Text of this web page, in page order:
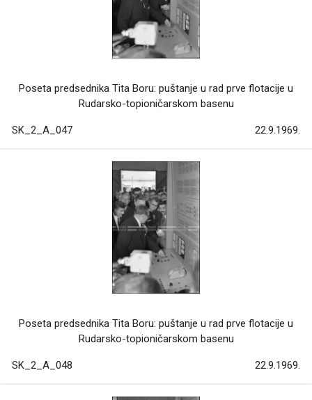
Poseta predsednika Tita Boru: puštanje u rad prve flotacije u
Rudarsko-topioničarskom basenu
SK_2_A_047 22.9.1969.
Poseta predsednika Tita Boru: puštanje u rad prve flotacije u
Rudarsko-topioničarskom basenu
SK_2_A_048 22.9.1969.